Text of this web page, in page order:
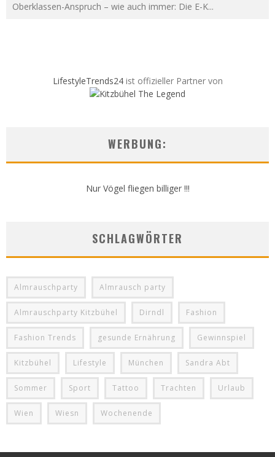
Oberklassen-Anspruch – wie auch immer: Die E-K...
LifestyleTrends24ist offizieller Partner von
WERBUNG:
Nur Vögel fliegen billiger !!!
SCHLAGWÖRTER
Almrauschparty Almrausch party
Almrauschparty Kitzbühel Dirndl Fashion
Fashion Trends gesunde Ernährung Gewinnspiel
Kitzbühel Lifestyle München Sandra Abt
Sommer Sport Tattoo Trachten Urlaub
Wien Wiesn Wochenende